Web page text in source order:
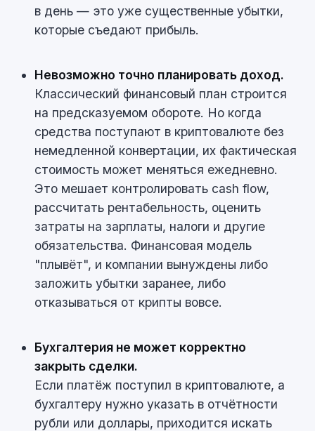
в день — это уже существенные убытки,
которые съедают прибыль.
Невозможно точно планировать доход.
Классический финансовый план строится
на предсказуемом обороте. Но когда
средства поступают в криптовалюте без
немедленной конвертации, их фактическая
стоимость может меняться ежедневно.
Это мешает контролировать cash flow,
рассчитать рентабельность, оценить
затраты на зарплаты, налоги и другие
обязательства. Финансовая модель
"плывёт", и компании вынуждены либо
заложить убытки заранее, либо
отказываться от крипты вовсе.
Бухгалтерия не может корректно
закрыть сделки.
Если платёж поступил в криптовалюте, а
бухгалтеру нужно указать в отчётности
рубли или доллары, приходится искать